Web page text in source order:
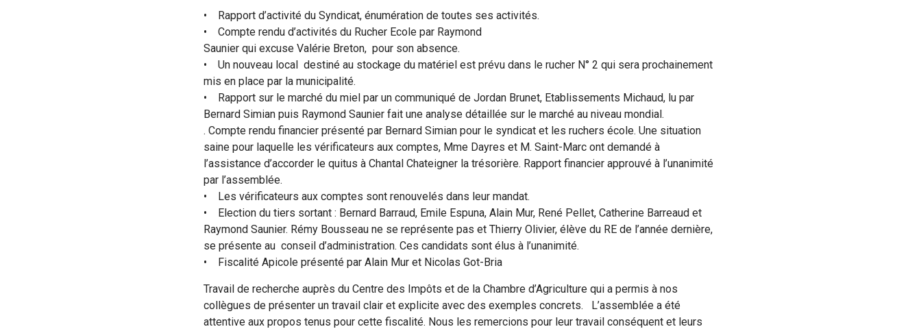
• Rapport d’activité du Syndicat, énumération de toutes ses activités.
• Compte rendu d’activités du Rucher Ecole par Raymond
Saunier qui excuse Valérie Breton, pour son absence.
• Un nouveau local destiné au stockage du matériel est prévu dans le rucher N° 2 qui sera prochainement
mis en place par la municipalité.
• Rapport sur le marché du miel par un communiqué de Jordan Brunet, Etablissements Michaud, lu par
Bernard Simian puis Raymond Saunier fait une analyse détaillée sur le marché au niveau mondial.
. Compte rendu financier présenté par Bernard Simian pour le syndicat et les ruchers école. Une situation
saine pour laquelle les vérificateurs aux comptes, Mme Dayres et M. Saint-Marc ont demandé à
l’assistance d’accorder le quitus à Chantal Chateigner la trésorière. Rapport financier approuvé à l’unanimité
par l’assemblée.
• Les vérificateurs aux comptes sont renouvelés dans leur mandat.
• Election du tiers sortant : Bernard Barraud, Emile Espuna, Alain Mur, René Pellet, Catherine Barreaud et
Raymond Saunier. Rémy Bousseau ne se représente pas et Thierry Olivier, élève du RE de l’année dernière,
se présente au conseil d’administration. Ces candidats sont élus à l’unanimité.
• Fiscalité Apicole présenté par Alain Mur et Nicolas Got-Bria
Travail de recherche auprès du Centre des Impôts et de la Chambre d’Agriculture qui a permis à nos
collègues de présenter un travail clair et explicite avec des exemples concrets. L’assemblée a été
attentive aux propos tenus pour cette fiscalité. Nous les remercions pour leur travail conséquent et leurs